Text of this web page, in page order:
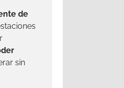
de
sin